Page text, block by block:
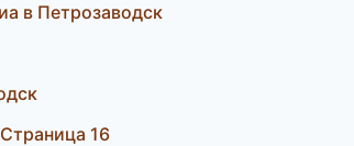
в Петрозаводск
16